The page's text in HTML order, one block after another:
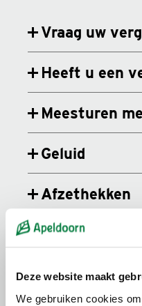
Deze website maakt
We gebruiken cookies
Vraag uw
Heeft u een
Meesturen
Geluid
Afzethekken
Natuur en
Informatie
veiligheid bij